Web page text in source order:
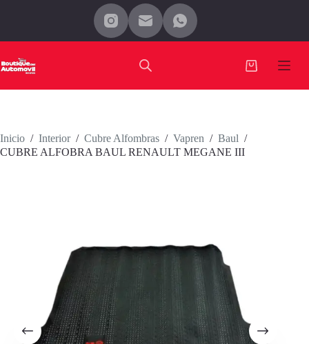
Carro
Inicio / Interior / Cubre Alfombras / Vapren / Baul /
CUBRE ALFOBRA BAUL RENAULT MEGANE III